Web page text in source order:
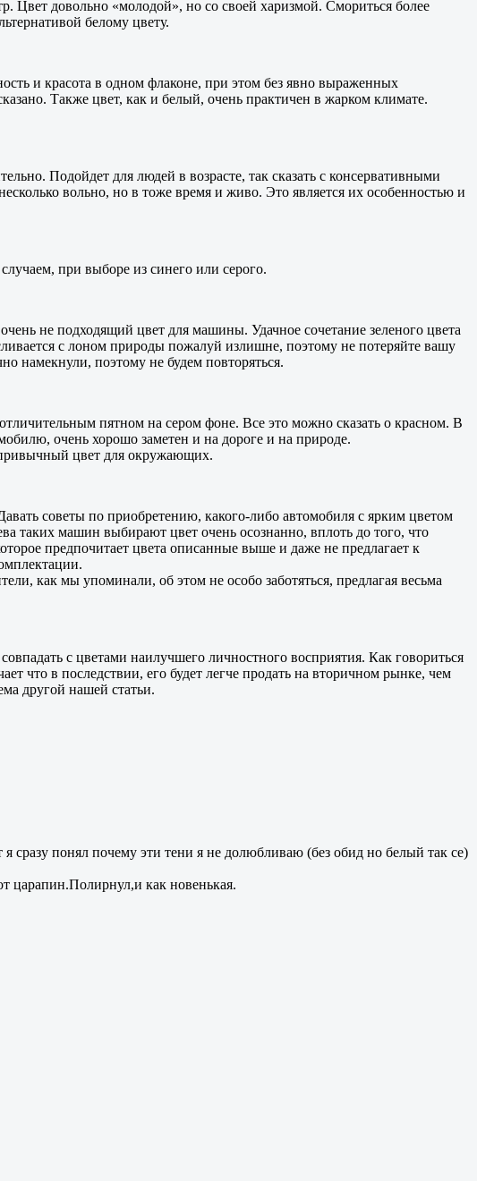
Цвет довольно «молодой», но со своей харизмой. Смориться более
белому цвету.
и красота в одном флаконе, при этом без явно выраженных
Также цвет, как и белый, очень практичен в жарком климате.
Подойдет для людей в возрасте, так сказать с консервативными
вольно, но в тоже время и живо. Это является их особенностью и
при выборе из синего или серого.
не подходящий цвет для машины. Удачное сочетание зеленого цвета
с лоном природы пожалуй излишне, поэтому не потеряйте вашу
намекнули, поэтому не будем повторяться.
пятном на сером фоне. Все это можно сказать о красном. В
очень хорошо заметен и на дороге и на природе.
привычный цвет для окружающих.
советы по приобретению, какого-либо автомобиля с ярким цветом
таких машин выбирают цвет очень осознанно, вплоть до того, что
предпочитает цвета описанные выше и даже не предлагает к
как мы упоминали, об этом не особо заботяться, предлагая весьма
с цветами наилучшего личностного восприятия. Как говориться
что в последствии, его будет легче продать на вторичном рынке, чем
другой нашей статьи.
сразу понял почему эти тени я не долюбливаю (без обид но белый так се)
царапин.Полирнул,и как новенькая.